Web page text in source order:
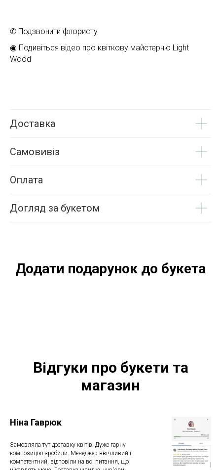
✆ Подзвонити флористу
◉ Подивіться відео про квіткову майстерню Light
Wood
Доставка
Самовивіз
Оплата
Догляд за букетом
Додати подарунок до букета
Відгуки про букети та
магазин
Ніна Гаврюк
Замовляла тут доставку квітів. Дуже гарну
композицію зробили. Менеджер ввічливий і
компетентний, відповіли на всі питання, що